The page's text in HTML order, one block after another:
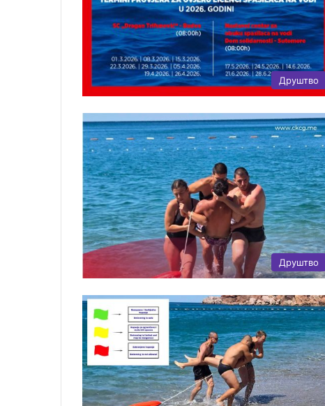
Друштво
Друштво